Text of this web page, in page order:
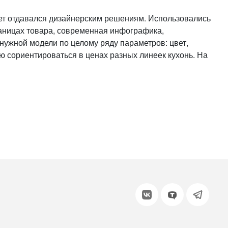
отдавался дизайнерским решениям. Использовались
товара, современная инфографика,
модели по целому ряду параметров: цвет,
в ценах разных линеек кухонь. На